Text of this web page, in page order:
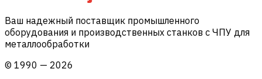
Ваш надежный поставщик промышленного
оборудования и производственных станков с ЧПУ для
металлообработки
© 1990 — 2026